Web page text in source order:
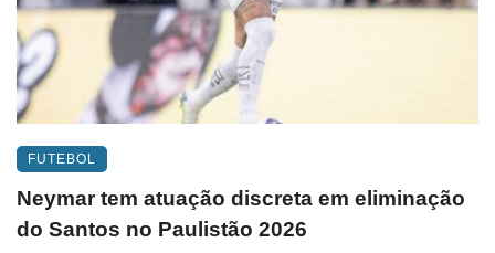
FUTEBOL
Neymar tem atuação discreta em eliminação
do Santos no Paulistão 2026